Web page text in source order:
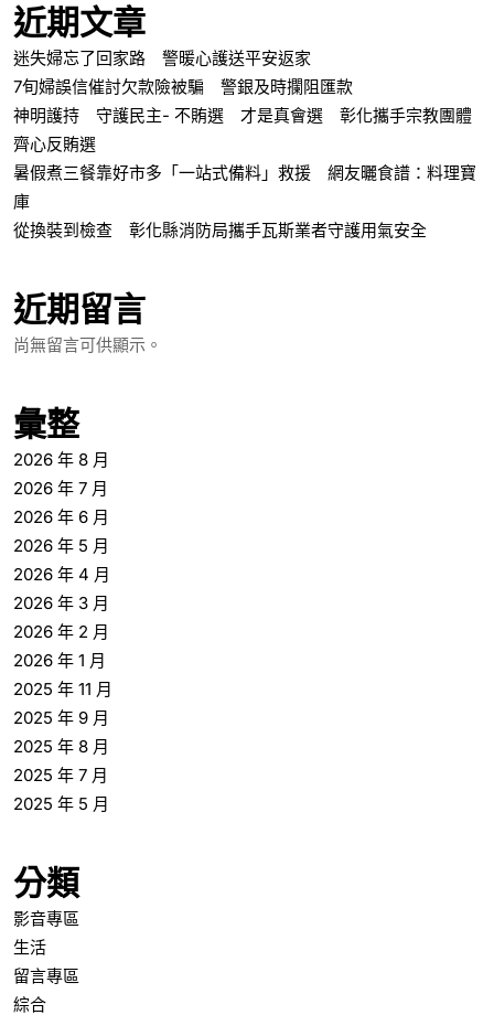
近期文章
迷失婦忘了回家路 警暖心護送平安返家
7旬婦誤信催討欠款險被騙 警銀及時攔阻匯款
神明護持 守護民主- 不賄選 才是真會選 彰化攜手宗教團體
齊心反賄選
暑假煮三餐靠好市多「一站式備料」救援 網友曬食譜：料理寶
庫
從換裝到檢查 彰化縣消防局攜手瓦斯業者守護用氣安全
近期留言
尚無留言可供顯示。
彙整
2026 年 8 月
2026 年 7 月
2026 年 6 月
2026 年 5 月
2026 年 4 月
2026 年 3 月
2026 年 2 月
2026 年 1 月
2025 年 11 月
2025 年 9 月
2025 年 8 月
2025 年 7 月
2025 年 5 月
分類
影音專區
生活
留言專區
綜合